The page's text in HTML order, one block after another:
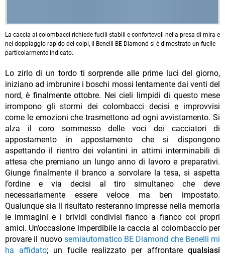
La caccia ai colombacci richiede fucili stabili e confortevoli nella presa di mira e
nel doppiaggio rapido dei colpi, il Benelli BE Diamond si è dimostrato un fucile
particolarmente indicato.
Lo zirlo di un tordo ti sorprende alle prime luci del giorno,
iniziano ad imbrunire i boschi mossi lentamente dai venti del
nord, è finalmente ottobre. Nei cieli limpidi di questo mese
irrompono gli stormi dei colombacci decisi e improvvisi
come le emozioni che trasmettono ad ogni avvistamento. Si
alza il coro sommesso delle voci dei cacciatori di
appostamento in appostamento che si dispongono
aspettando il rientro dei volantini in attimi interminabili di
attesa che premiano un lungo anno di lavoro e preparativi.
Giunge finalmente il branco a sorvolare la tesa, si aspetta
l’ordine e via decisi al tiro simultaneo che deve
necessariamente essere veloce ma ben impostato.
Qualunque sia il risultato resteranno impresse nella memoria
le immagini e i brividi condivisi fianco a fianco coi propri
amici. Un’occasione imperdibile la caccia al colombaccio per
provare il nuovo semiautomatico BE Diamond che Benelli mi
ha affidato; un fucile realizzato per affrontarequalsiasi